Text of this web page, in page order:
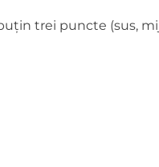
trei puncte (sus,